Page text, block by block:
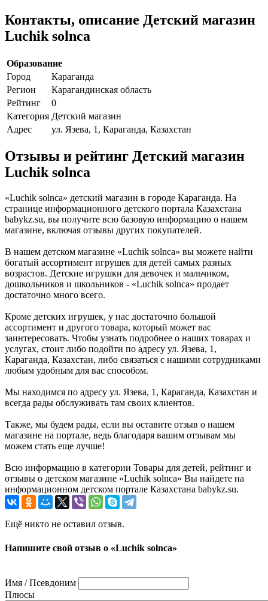
Контакты, описание Детский магазин
Luchik solnca
Образование
Город
Караганда
Регион
Карагандинская область
Рейтинг
0
Категория Детский магазин
Адрес
ул. Язева, 1, Караганда, Казахстан
Отзывы и рейтинг Детский магазин
Luchik solnca
«Luchik solnca» детский магазин в городе Караганда. На
странице информационного детского портала Казахстана
babykz.su, вы получите всю базовую информацию о нашем
магазине, включая отзывы других покупателей.
В нашем детском магазине «Luchik solnca» вы можете найти
богатый ассортимент игрушек для детей самых разных
возрастов. Детские игрушки для девочек и мальчиком,
дошкольников и школьников - «Luchik solnca» продает
достаточно много всего.
Кроме детских игрушек, у нас достаточно большой
ассортимент и другого товара, который может вас
заинтересовать. Чтобы узнать подробнее о наших товарах и
услугах, стоит либо подойти по адресу ул. Язева, 1,
Караганда, Казахстан, либо связаться с нашими сотрудниками
любым удобным для вас способом.
Мы находимся по адресу ул. Язева, 1, Караганда, Казахстан и
всегда рады обслуживать там своих клиентов.
Также, мы будем рады, если вы оставите отзыв о нашем
магазине на портале, ведь благодаря вашим отзывам мы
можем стать еще лучше!
Всю информацию в категории Товары для детей, рейтинг и
отзывы о детском магазине «Luchik solnca» Вы найдете на
информационном детском портале Казахстана babykz.su.
Ещё никто не оставил отзыв.
Напишите свой отзыв о «Luchik solnca»
Имя / Псевдоним
Плюсы